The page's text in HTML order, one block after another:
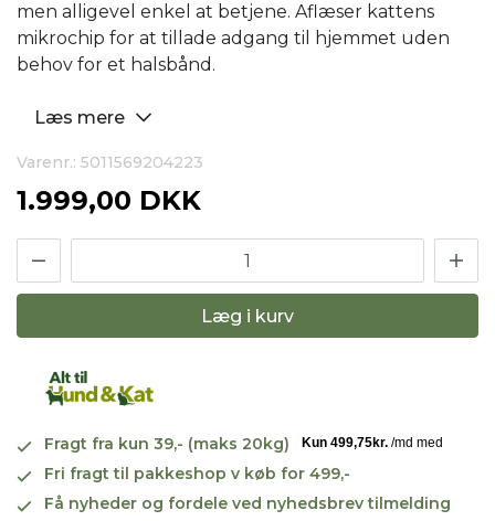
men alligevel enkel at betjene. Aflæser kattens
mikrochip for at tillade adgang til hjemmet uden
behov for et halsbånd.
Læs mere
Varenr.: 5011569204223
1.999,00 DKK
Læg i kurv
Fragt fra kun 39,- (maks 20kg)
Fri fragt til pakkeshop v køb for 499,-
Få nyheder og fordele ved nyhedsbrev tilmelding